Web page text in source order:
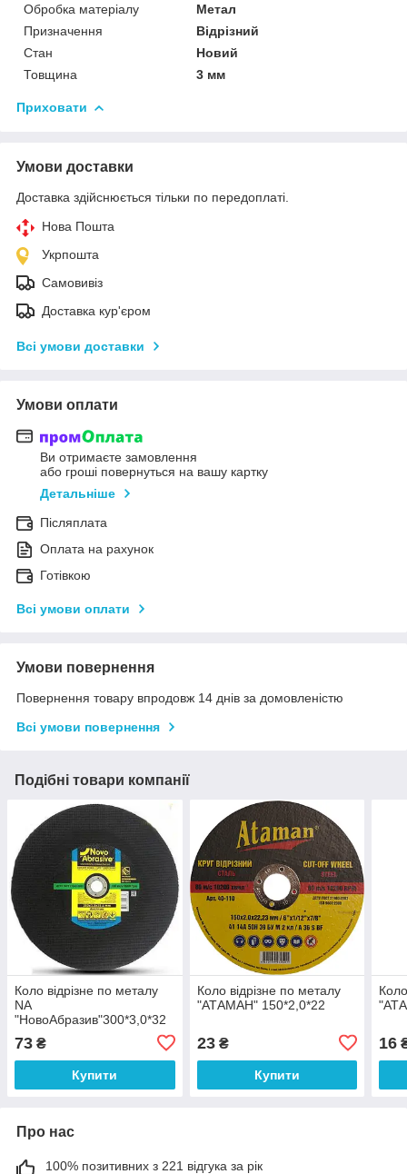
Обробка матеріалу
Метал
Призначення
Відрізний
Стан
Новий
Товщина
3 мм
Приховати
Умови доставки
Доставка здійснюється тільки по передоплаті.
Нова Пошта
Укрпошта
Самовивіз
Доставка кур'єром
Всі умови доставки
Умови оплати
Ви отримаєте замовлення
або гроші повернуться на вашу картку
Детальніше
Післяплата
Оплата на рахунок
Готівкою
Всі умови оплати
Умови повернення
Повернення товару впродовж 14 днів за домовленістю
Всі умови повернення
Подібні товари компанії
Коло відрізне по металу
NA
"НовоАбразив"300*3,0*32
73 ₴
Купити
Коло відрізне по металу
"АТАМАН" 150*2,0*22
23₴
Купити
16
Про нас
100% позитивних з 221 відгука за рік